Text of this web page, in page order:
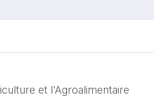
et l'Agroalimentaire